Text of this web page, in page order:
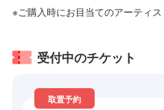
※ご購入時にお目当てのアーティス
受付中のチケット
取置予約